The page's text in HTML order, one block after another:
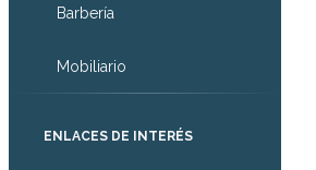
Barbería
Mobiliario
ENLACES DE INTERÉS